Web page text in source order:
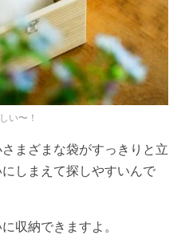
い〜！
まざまな袋がすっきりと立
しまえて探しやすいんで
収納できますよ。